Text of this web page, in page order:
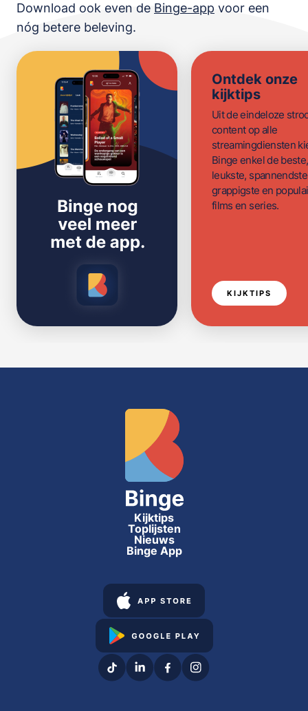
Download ook even de Binge-app voor een
nóg betere beleving.
Ontdek onze
kijktips
Uit de eindeloze
content op alle
streamingdiensten
Binge enkel de beste,
leukste,
grappigste en
films en series.
KIJKTIPS
Kijktips
Toplijsten
Nieuws
Binge App